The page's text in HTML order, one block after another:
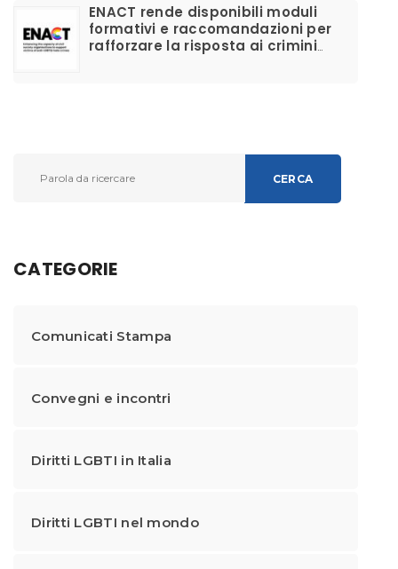
ENACT rende disponibili moduli
formativi e raccomandazioni per
rafforzare la risposta ai crimini
CERCA
CATEGORIE
Comunicati Stampa
Convegni e incontri
Diritti LGBTI in Italia
Diritti LGBTI nel mondo